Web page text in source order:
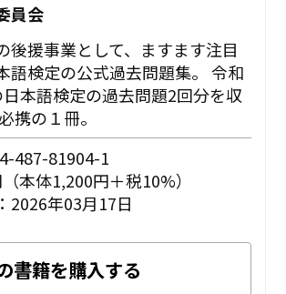
員会
後援事業として、ますます注目
語検定の公式過去問題集。 令和
本語検定の過去問題2回分を収
携の１冊。
487-81904-1
本体1,200円＋税10%）
2026年03月17日
書籍を購入する